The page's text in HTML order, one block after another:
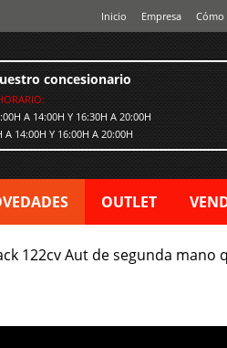
Inicio Empresa Cómo
concesionario
A 14:00H Y 16:30H A 20:00H
A 14:00H Y 16:00H A 20:00H
OUTLET
122cv Aut de segunda